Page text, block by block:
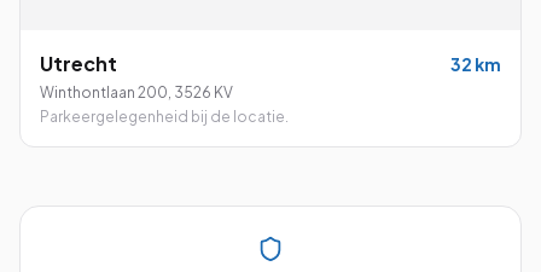
Utrecht 32 km
Winthontlaan 200, 3526 KV
Parkeergelegenheid bij de locatie.